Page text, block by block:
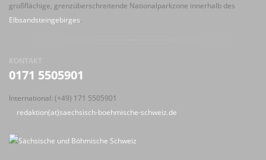
großflächige, grenzüberschreitende Nationalparkzone innerhalb des
Elbsandsteingebirges.
KONTAKT
0171 5505901
International: (+49) 171 5505901
redaktion(at)saechsisch-boehmische-schweiz.de